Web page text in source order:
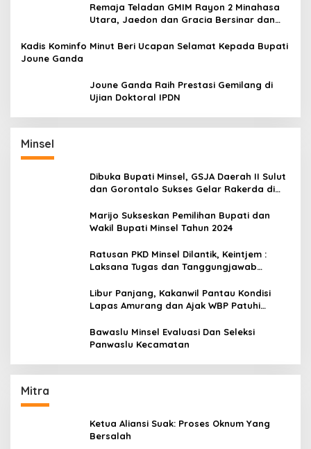
Remaja Teladan GMIM Rayon 2 Minahasa
Utara, Jaedon dan Gracia Bersinar dan
Kadis Kominfo Minut Beri Ucapan Selamat Kepada Bupati
Joune Ganda
Joune Ganda Raih Prestasi Gemilang di
Ujian Doktoral IPDN
Minsel
Dibuka Bupati Minsel, GSJA Daerah II Sulut
dan Gorontalo Sukses Gelar Rakerda di
Marijo Sukseskan Pemilihan Bupati dan
Wakil Bupati Minsel Tahun 2024
Ratusan PKD Minsel Dilantik, Keintjem :
Laksana Tugas dan Tanggungjawab
Libur Panjang, Kakanwil Pantau Kondisi
Lapas Amurang dan Ajak WBP Patuhi
Bawaslu Minsel Evaluasi Dan Seleksi
Panwaslu Kecamatan
Mitra
Ketua Aliansi Suak: Proses Oknum Yang
Bersalah